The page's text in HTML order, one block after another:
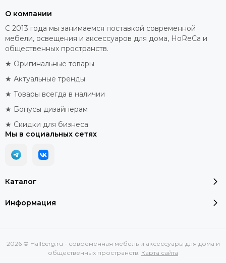
Каталог
Информация
О компании
С 2013 года мы занимаемся поставкой современной
мебели, освещения и аксессуаров для дома, HoReCa и
общественных пространств.
★ Оригинальные товары
★ Актуальные тренды
★ Товары всегда в наличии
★ Бонусы дизайнерам
★ Скидки для бизнеса
Мы в социальных сетях
2026 © Hallberg.ru - современная мебель и аксессуары для дома и
общественных пространств. Карта сайта